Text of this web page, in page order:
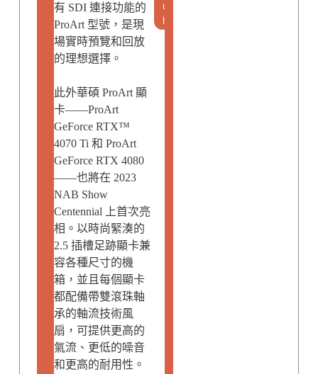
有 SDI 連接功能的
ProArt 型號，是現
場實時預覽和回放
的理想選擇。
此外華碩 ProArt 顯
卡——ProArt
GeForce RTX™
4070 Ti 和 ProArt
GeForce RTX 4080
——也將在 2023
NAB Show
Centennial 上首次亮
相。以時尚緊湊的
2.5 插槽足跡顯卡兼
容各種尺寸的機
箱，並且每個顯卡
都配備帶雙滾珠軸
承的軸流技術風
扇，可提供更高的
氣流、更低的噪音
和更高的耐用性。
u
b